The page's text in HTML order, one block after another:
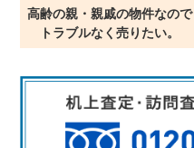
高齢の親・親戚の物件なので
トラブルなく売りたい。